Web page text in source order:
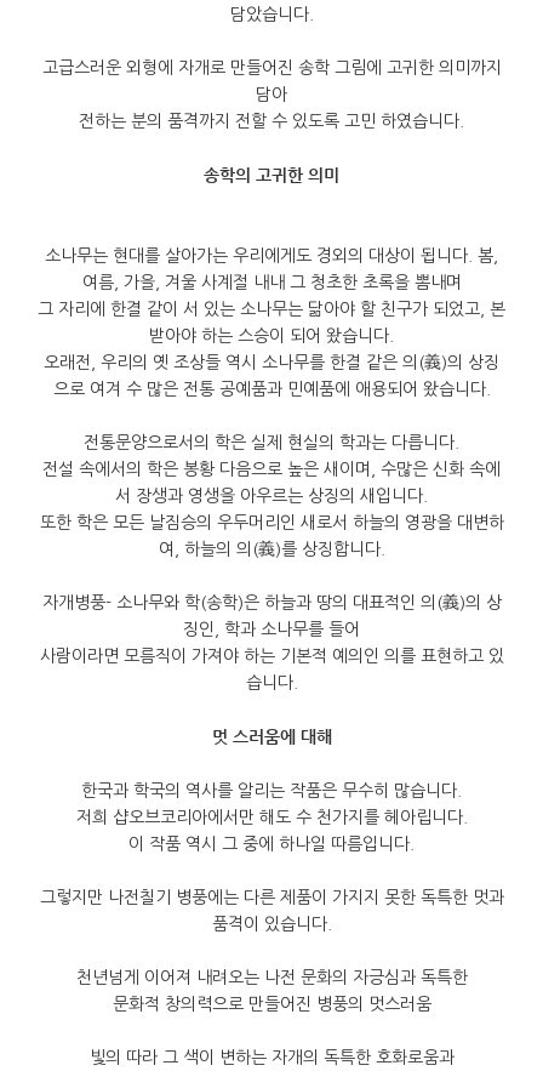
담았습니다.
고급스러운 외형에 자개로 만들어진 송학 그림에 고귀한 의미까지
담아
전하는 분의 품격까지 전할 수 있도록 고민 하였습니다
송학의 고귀한 의미
소나무는 현대를 살아가는 우리에게도 경외의 대상이 됩니다 봄
여름, 가을,
겨울 사계절 내내 그 청초한 초록을 뽐내며
그 자리에 한결 같이 서 있는 소나무는 닮아야 할 친구가 되었고 본
받아야 하는 스승이 되어 왔습니다
오래전
우리의 옛 조상들 역시 소나무를 한결 같은 의 (義)의 상징
으로 여겨 수 많은 전통 공예품과 민예품에 애용되어 왔습니다.
전통문양으로서의 학은 실제 현실의 학과는 다릅니다
전설 속에서의 학은 봉황 다음으로 높은 새이며
수많은 신화 속에
서 장생과 영생을 아우르는 상징의 새입니다
또한 학은 모든 날짐승의 우두머리인 새로서 하늘의 영광을 대변하
여
하늘의 의 (義)를 상징합니다.
자개병풍- 소나무와 학(송학)은 하늘과 땅의 대표적인 의 (義)의 상
징인
학과 소나무를 들어
사람이라면 모름직이 가져야 하는 기본적 예의인 의를 표현하고 있
습니다.
멋 스러움에 대해
한국과 학국의 역사를 알리는 작품은 무수히 많습니다
저희 샵오브코리아에서만 해도 수 천가지를 헤아립니다.
이 작품 역시 그 중에 하나일 따름입니다
그렇지만 나전칠기 병풍에는 다른 제품이 가지지 못한 독특한 멋과
품격이 있습니다.
천년넘게 이어져 내려오는 나전 문화의 자긍심과 독특한
문화적 창의력으로 만들어진 병풍의 멋스러움
빛의 따라 그 색이 변하는 자개의 독특한 호화로움과